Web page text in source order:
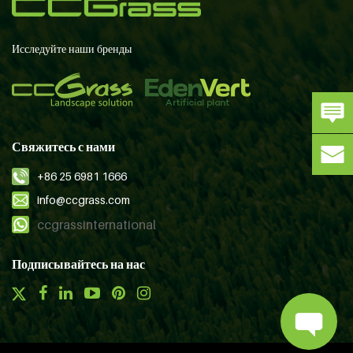
Исследуйте наши бренды
Свяжитесь с нами
+86 25 6981 1666
info@ccgrass.com
ccgrassinternational
Подписывайтесь на нас